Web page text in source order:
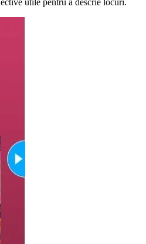
utile pentru a descrie locuri.